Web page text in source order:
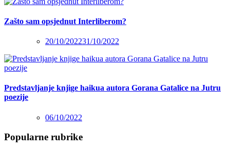
Zašto sam opsjednut Interliberom?
20/10/202231/10/2022
Predstavljanje knjige haikua autora Gorana Gatalice na Jutru
poezije
06/10/2022
Popularne rubrike